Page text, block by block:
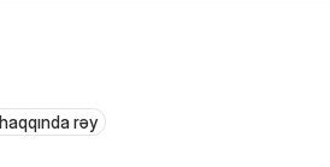
rəy